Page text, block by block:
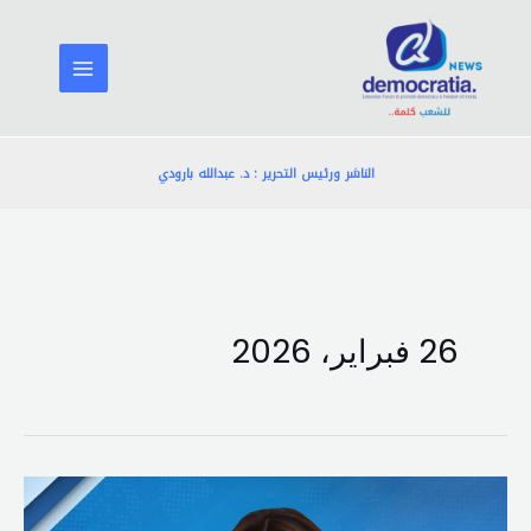
المحتوى
الناشر ورئيس التحرير : د. عبدالله بارودي
26 فبراير، 2026